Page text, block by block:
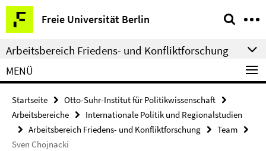
Springe
direkt
zu
Inhalt
Freie Universität Berlin
Service-
Navigation
Arbeitsbereich Friedens- und Konfliktforschung
MENÜ
Startseite
Otto-Suhr-Institut für Politikwissenschaft
Arbeitsbereiche
Internationale Politik und Regionalstudien
Arbeitsbereich Friedens- und Konfliktforschung
Team
Sven Chojnacki